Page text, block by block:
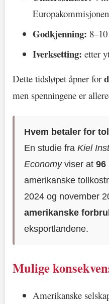
Europakommisjonen
Godkjenning:
Iverksetting: etter
Dette tidsløpet åpner for
men spenningene er
Hvem betaler for
En studie fraKiel
Economyviser at96
amerikanske
2024 og november
amerikanske
eksportlandene.
Mulige
Amerikanske